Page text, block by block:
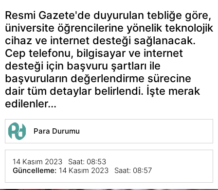
Resmi Gazete'de duyurulan tebliğe göre,
üniversite öğrencilerine yönelik teknolojik
cihaz ve internet desteği sağlanacak.
Cep telefonu, bilgisayar ve internet
desteği için başvuru şartları ile
başvuruların değerlendirme sürecine
dair tüm detaylar belirlendi. İşte merak
edilenler...
Para Durumu
14 Kasım 2023 Saat: 08:53
Güncelleme: 14 Kasım 2023 Saat: 08:57